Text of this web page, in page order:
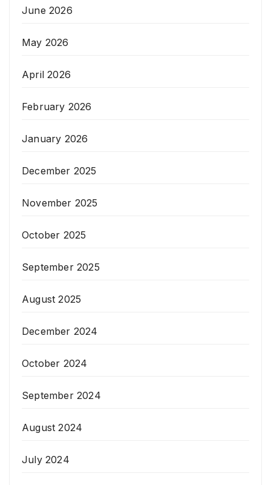
June 2026
May 2026
April 2026
February 2026
January 2026
December 2025
November 2025
October 2025
September 2025
August 2025
December 2024
October 2024
September 2024
August 2024
July 2024